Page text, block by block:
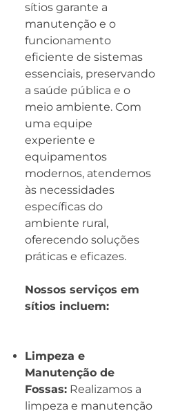
sítios garante a
manutenção e o
funcionamento
eficiente de sistemas
essenciais, preservando
a saúde pública e o
meio ambiente. Com
uma equipe
experiente e
equipamentos
modernos, atendemos
às necessidades
específicas do
ambiente rural,
oferecendo soluções
práticas e eficazes.
Nossos serviços em
sítios incluem:
Limpeza e
Manutenção de
Fossas:Realizamos a
limpeza e manutenção